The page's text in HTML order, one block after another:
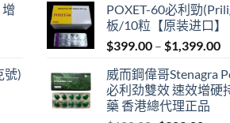
號)
was:
$600.00.
is:
POXET-60必利勁
板/10粒【原装进口】
$399.00 – $1,399.00
威而鋼偉哥Stenagra
必利劲雙效 速效增硬
藥 香港總代理正品